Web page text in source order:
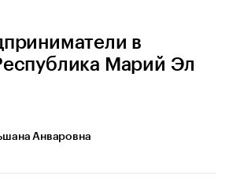
в
Марий Эл
Анваровна